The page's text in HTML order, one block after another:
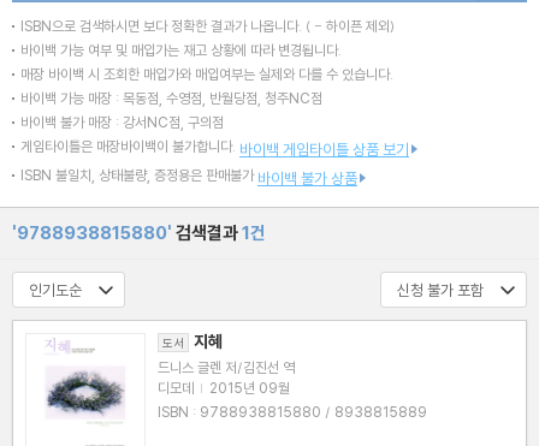
ISBN으로 검색하시면 보다 정확한 결과가 나옵니다. ( - 하이픈 제외)
바이백 가능 여부 및 매입가는 재고 상황에 따라 변경됩니다.
매장 바이백 시 조회한 매입가와 매입여부는 실제와 다를 수 있습니다.
바이백 가능 매장 : 목동점, 수영점, 반월당점, 청주NC점
바이백 불가 매장 : 강서NC점, 구의점
게임타이틀은 매장바이백이 불가합니다. 바이백 게임타이틀 상품 보기
ISBN 불일치, 상태불량, 증정용은 판매불가 바이백 불가 상품
'9788938815880' 검색결과1건
도서 지혜
드니스 글렌 저/김진선 역
디모데 | 2015년 09월
ISBN : 9788938815880 / 8938815889